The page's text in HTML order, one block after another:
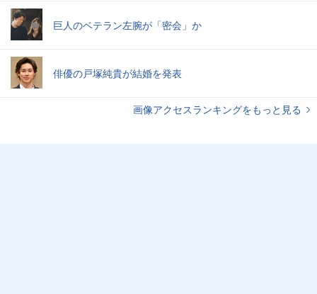
巨人のベテラン左腕が「密会」か
俳優の戸塚純貴が結婚を発表
画像アクセスランキングをもっと見る